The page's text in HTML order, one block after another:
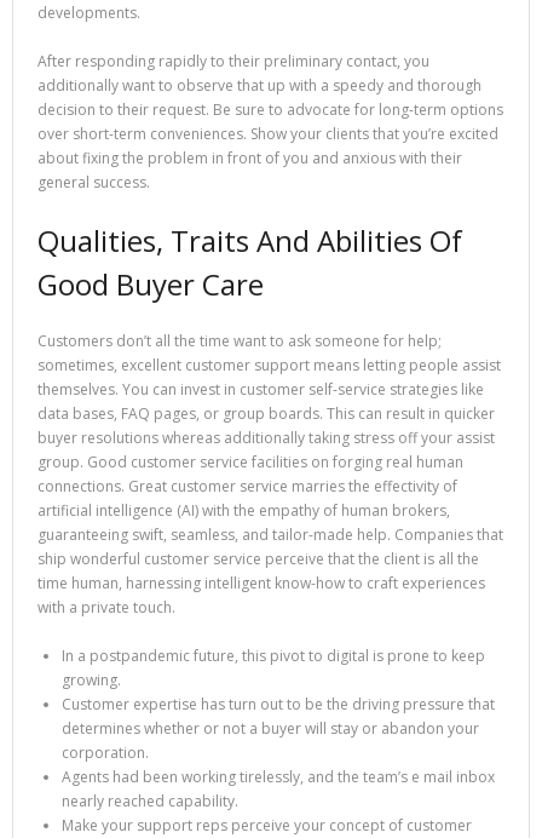
developments.
After responding rapidly to their preliminary contact, you
additionally want to observe that up with a speedy and thorough
decision to their request. Be sure to advocate for long-term options
over short-term conveniences. Show your clients that you’re excited
about fixing the problem in front of you and anxious with their
general success.
Qualities, Traits And Abilities Of
Good Buyer Care
Customers don’t all the time want to ask someone for help;
sometimes, excellent customer support means letting people assist
themselves. You can invest in customer self-service strategies like
data bases, FAQ pages, or group boards. This can result in quicker
buyer resolutions whereas additionally taking stress off your assist
group. Good customer service facilities on forging real human
connections. Great customer service marries the effectivity of
artificial intelligence (AI) with the empathy of human brokers,
guaranteeing swift, seamless, and tailor-made help. Companies that
ship wonderful customer service perceive that the client is all the
time human, harnessing intelligent know-how to craft experiences
with a private touch.
In a postpandemic future, this pivot to digital is prone to keep
growing.
Customer expertise has turn out to be the driving pressure that
determines whether or not a buyer will stay or abandon your
corporation.
Agents had been working tirelessly, and the team’s e mail inbox
nearly reached capability.
Make your support reps perceive your concept of customer